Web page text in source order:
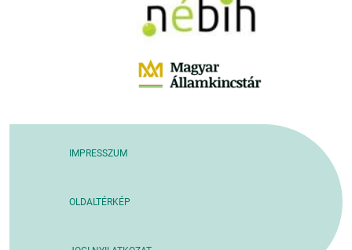
IMPRESSZUM
OLDALTÉRKÉP